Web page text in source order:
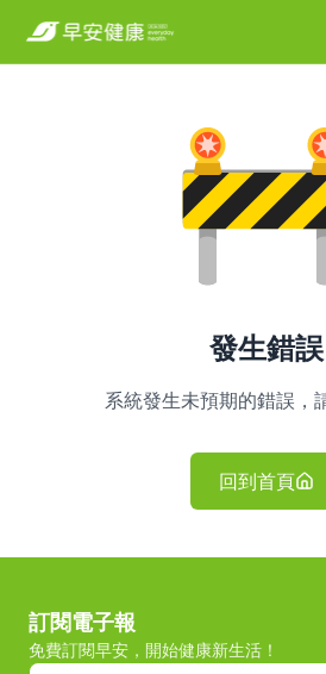
發生錯誤
系統發生未預期的錯誤，
回到首頁
訂閱電子報
免費訂閱早安，開始健康新生活！